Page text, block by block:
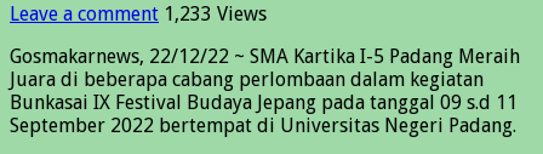
Leave a comment 1,233 Views
Gosmakarnews, 22/12/22 ~ SMA Kartika I-5 Padang Meraih
Juara di beberapa cabang perlombaan dalam kegiatan
Bunkasai IX Festival Budaya Jepang pada tanggal 09 s.d 11
September 2022 bertempat di Universitas Negeri Padang.